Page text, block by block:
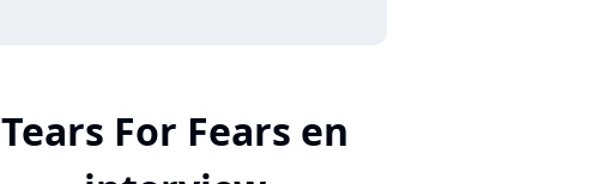
Tears For Fears en